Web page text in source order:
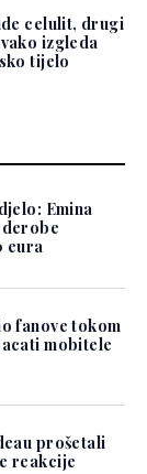
celulit, drugi
izgleda
tijelo
Emina
eura
fanove tokom
mobitele
prošetali
reakcije